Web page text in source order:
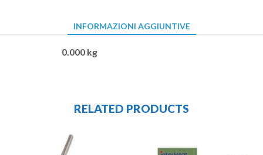
INFORMAZIONI AGGIUNTIVE
0.000 kg
RELATED PRODUCTS